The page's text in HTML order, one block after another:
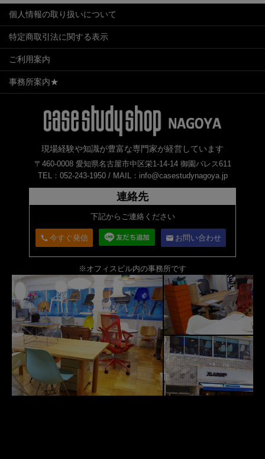
個人情報の取り扱いについて
特定商取引法に関する表示
ご利用案内
事務所案内★
現場経験や知識が豊富な専門家が経営しています
〒460-0008 愛知県名古屋市中区栄1-14-14 御園パレス611
TEL：052-243-1950 / MAIL：info@casestudynagoya.jp
連絡先
下記からご連絡ください
call 今すぐ発信 email お問い合わせ
※オフィスビル内の事務所です